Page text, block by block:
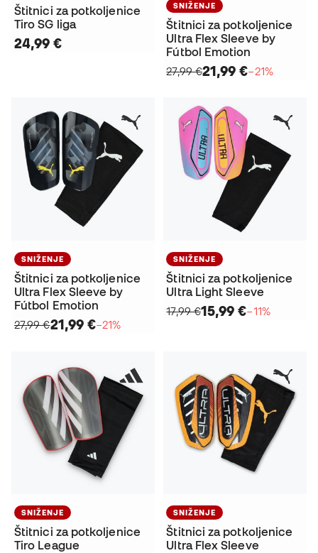
Štitnici za potkoljenice
Tiro SG liga
24,99 €
SNIŽENJE
Štitnici za potkoljenice
Ultra Flex Sleeve by
Fútbol Emotion
27,99 €21,99 €−21%
SNIŽENJE
Štitnici za potkoljenice
Ultra Flex Sleeve by
Fútbol Emotion
27,99 €21,99 €−21%
SNIŽENJE
Štitnici za potkoljenice
Ultra Light Sleeve
17,99 €15,99 €−11%
SNIŽENJE
Štitnici za potkoljenice
Tiro League
SNIŽENJE
Štitnici za potkoljenice
Ultra Flex Sleeve